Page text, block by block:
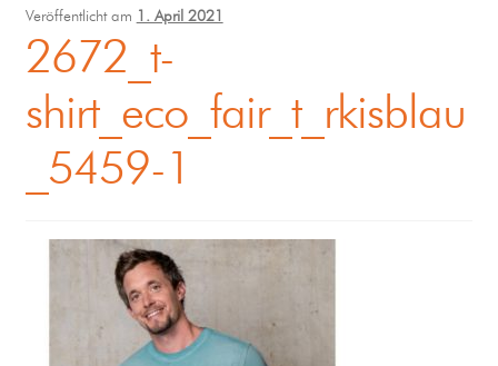
Coaching
Klangmassage
Veröffentlicht am 1. April 2021
2672_t-
shirt_eco_fair_t_rkisblau
_5459-1